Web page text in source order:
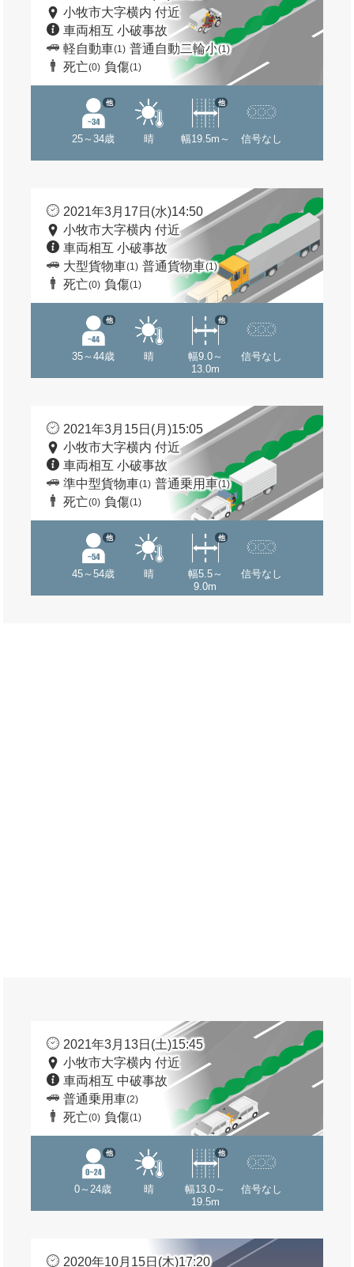
小牧市大字横内 付近
車両相互 小破事故
軽自動車(1) 普通自動二輪小(1)
死亡(0) 負傷(1)
25～34歳
他
晴 幅19.5m～
他
信号なし
2021年3月17日(水)14:50
小牧市大字横内 付近
車両相互 小破事故
大型貨物車(1) 普通貨物車(1)
死亡(0) 負傷(1)
35～44歳
他
晴
幅9.0～
13.0m
他
信号なし
2021年3月15日(月)15:05
小牧市大字横内 付近
車両相互 小破事故
準中型貨物車(1) 普通乗用車(1)
死亡(0) 負傷(1)
45～54歳
他
晴
幅5.5～
9.0m
他
信号なし
2021年3月13日(土)15:45
小牧市大字横内 付近
車両相互 中破事故
普通乗用車(2)
死亡(0) 負傷(1)
0～24歳
他
晴
幅13.0～
19.5m
他
信号なし
2020年10月15日(木)17:20